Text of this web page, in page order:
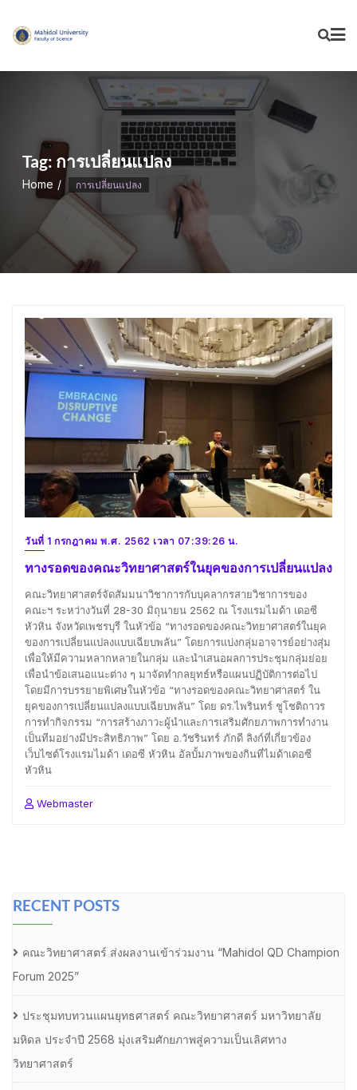
content
Tag: การเปลี่ยนแปลง
Home การเปลี่ยนแปลง
วันที่ 1 กรกฎาคม พ.ศ. 2562 เวลา 07:39:26 น.
ทางรอดของคณะวิทยาศาสตร์ในยุคของการเปลี่ยนแปลง
คณะวิทยาศาสตร์จัดสัมมนาวิชาการกับบุคลากรสายวิชาการของ
คณะฯ ระหว่างวันที่ 28-30 มิถุนายน 2562 ณ โรงแรมไมด้า เดอซี
หัวหิน จังหวัดเพชรบุรี ในหัวข้อ “ทางรอดของคณะวิทยาศาสตร์ในยุค
ของการเปลี่ยนแปลงแบบเฉียบพลัน” โดยการแบ่งกลุ่มอาจารย์อย่างสุ่ม
เพื่อให้มีความหลากหลายในกลุ่ม และนำเสนอผลการประชุมกลุ่มย่อย
เพื่อนำข้อเสนอแนะต่าง ๆ มาจัดทำกลยุทธ์หรือแผนปฏิบัติการต่อไป
โดยมีการบรรยายพิเศษในหัวข้อ “ทางรอดของคณะวิทยาศาสตร์ ใน
ยุคของการเปลี่ยนแปลงแบบเฉียบพลัน” โดย ดร.ไพรินทร์ ชูโชติถาวร
การทำกิจกรรม “การสร้างภาวะผู้นำและการเสริมศักยภาพการทำงาน
เป็นทีมอย่างมีประสิทธิภาพ” โดย อ.วัชรินทร์ ภักดี ลิงก์ที่เกี่ยวข้อง
เว็บไซต์โรงแรมไมด้า เดอซี หัวหิน อัลบั้มภาพของกินที่ไมด้าเดอซี
หัวหิน
Webmaster
RECENT POSTS
คณะวิทยาศาสตร์ ส่งผลงานเข้าร่วมงาน “Mahidol QD Champion
Forum 2025”
ประชุมทบทวนแผนยุทธศาสตร์ คณะวิทยาศาสตร์ มหาวิทยาลัย
มหิดล ประจำปี 2568 มุ่งเสริมศักยภาพสู่ความเป็นเลิศทาง
วิทยาศาสตร์